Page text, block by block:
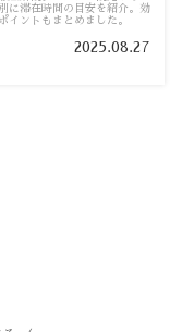
に滞在時間の目安を紹介。効
イントもまとめました。
2025.08.27